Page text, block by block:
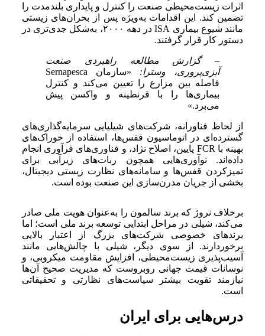
اثرات زیست‌محیطی صنعت را کنترل و پایداری بلندمدت را
تضمین کند. این اقدامات به‌ویژه پس از بحران‌های زیستی
مانند شیوع بیماری ISA در دهه ۲۰۰۰، به‌شکل جدی‌تری در
دستور کار قرار گرفتند.
– گزارش مطالعه راهبردی صنعت
آبزی‌پروری، وسترا:
«سازمان Sernapesca
فاصله بین مزارع را تعیین می‌کند و کنترل
بیماری‌ها را با قرنطینه و واکسن پیش
می‌برد.»
از لحاظ فناورانه، شرکت‌های شیلیایی سرمایه‌گذاری‌های
گسترده‌ای در اتوماسیون قفس‌ها، استفاده از خوراک‌های
بهینه با FCR پایین، اصلاح نژاد، و فناوری‌های فرآوری انجام
داده‌اند. نوآوری‌هایی همچون ربات‌های زیرآبی برای
تمیزکردن قفس‌ها و سامانه‌های نظارت زیستی دیجیتال،
بخشی از جریان مدرن‌سازی این صنعت بوده است.
برخلاف نروژ که برند سالمون را به‌عنوان هویت ملی صادر
می‌کند، شیلی در مراحل ابتدایی توسعه برند ملی است؛ اما
برندهای خصوصی شرکت‌های بزرگ از اعتبار بالایی
برخوردارند. از سوی دیگر، شیلی با چالش‌هایی مانند
آسیب‌پذیری زیست‌محیطی، افزایش مقاومت میکروبی، و
نوسانات قیمت جهانی روبروست که مدیریت صحیح آن‌ها
نیازمند تقویت بیشتر سیاست‌های نظارتی و تحقیقاتی
است.
درس‌هایی برای ایران